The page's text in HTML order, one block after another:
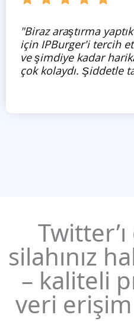
"Biraz araştırma
için IPBurger'i tercih
ve şimdiye kadar
çok kolaydı. Şiddetle
silahınız
– kaliteli
veri erişim